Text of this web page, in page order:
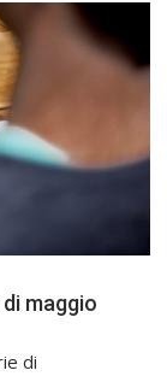
maggio
di